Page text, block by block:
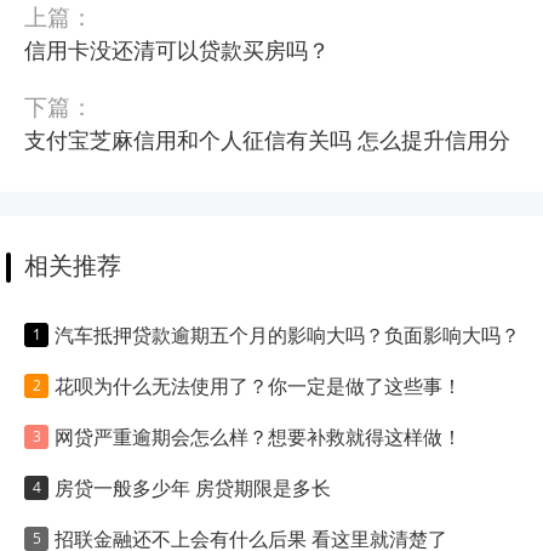
上篇：
信用卡没还清可以贷款买房吗？
下篇：
支付宝芝麻信用和个人征信有关吗 怎么提升信用分
相关推荐
汽车抵押贷款逾期五个月的影响大吗？负面影响大吗？
花呗为什么无法使用了？你一定是做了这些事！
网贷严重逾期会怎么样？想要补救就得这样做！
房贷一般多少年 房贷期限是多长
招联金融还不上会有什么后果 看这里就清楚了